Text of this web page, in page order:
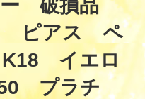
ー 破損品
ピアス ペ
イエロ
プラチ